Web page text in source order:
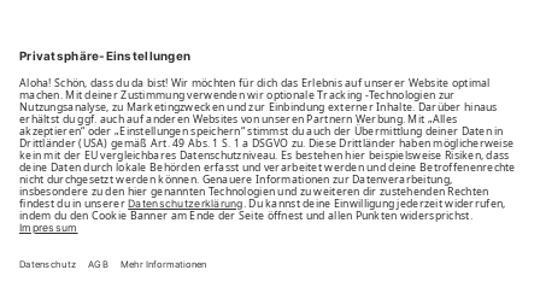
Unsere Vorteile
Unsere Partner